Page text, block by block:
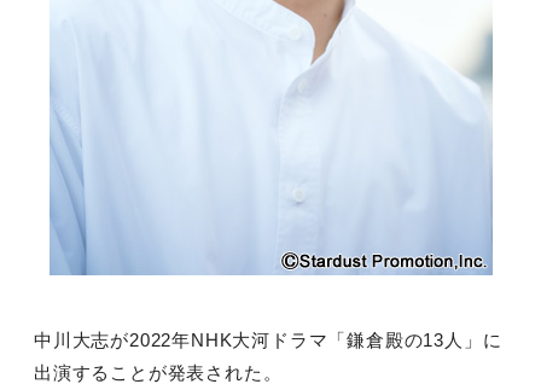
中川大志が2022年NHK大河ドラマ「鎌倉殿の13人」に
出演することが発表された。